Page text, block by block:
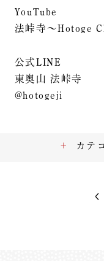
YouTube
法峠寺～Hotoge
公式LINE
東奥山 法峠寺
@hotogeji
カテ